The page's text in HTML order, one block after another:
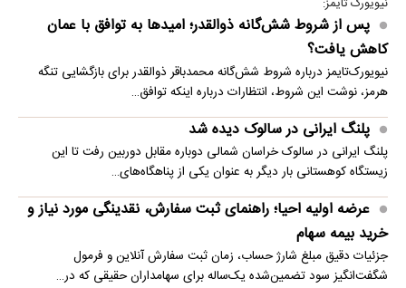
نیویورک تایمز:
پس از شروط شش‌گانه ذوالقدر؛ امیدها به توافق با عمان
کاهش یافت؟
نیویورک‌تایمز درباره شروط شش‌گانه محمدباقر ذوالقدر برای بازگشایی تنگه
هرمز، نوشت این شروط، انتظارات درباره اینکه توافق…
پلنگ ایرانی در سالوک دیده شد
پلنگ ایرانی در سالوک خراسان شمالی دوباره مقابل دوربین رفت تا این
زیستگاه کوهستانی بار دیگر به عنوان یکی از پناهگاه‌های…
عرضه اولیه احیا؛ راهنمای ثبت سفارش، نقدینگی مورد نیاز و
خرید بیمه سهام
جزئیات دقیق مبلغ شارژ حساب، زمان ثبت سفارش آنلاین و فرمول
شگفت‌انگیز سود تضمین‌شده یک‌ساله برای سهامداران حقیقی که در…